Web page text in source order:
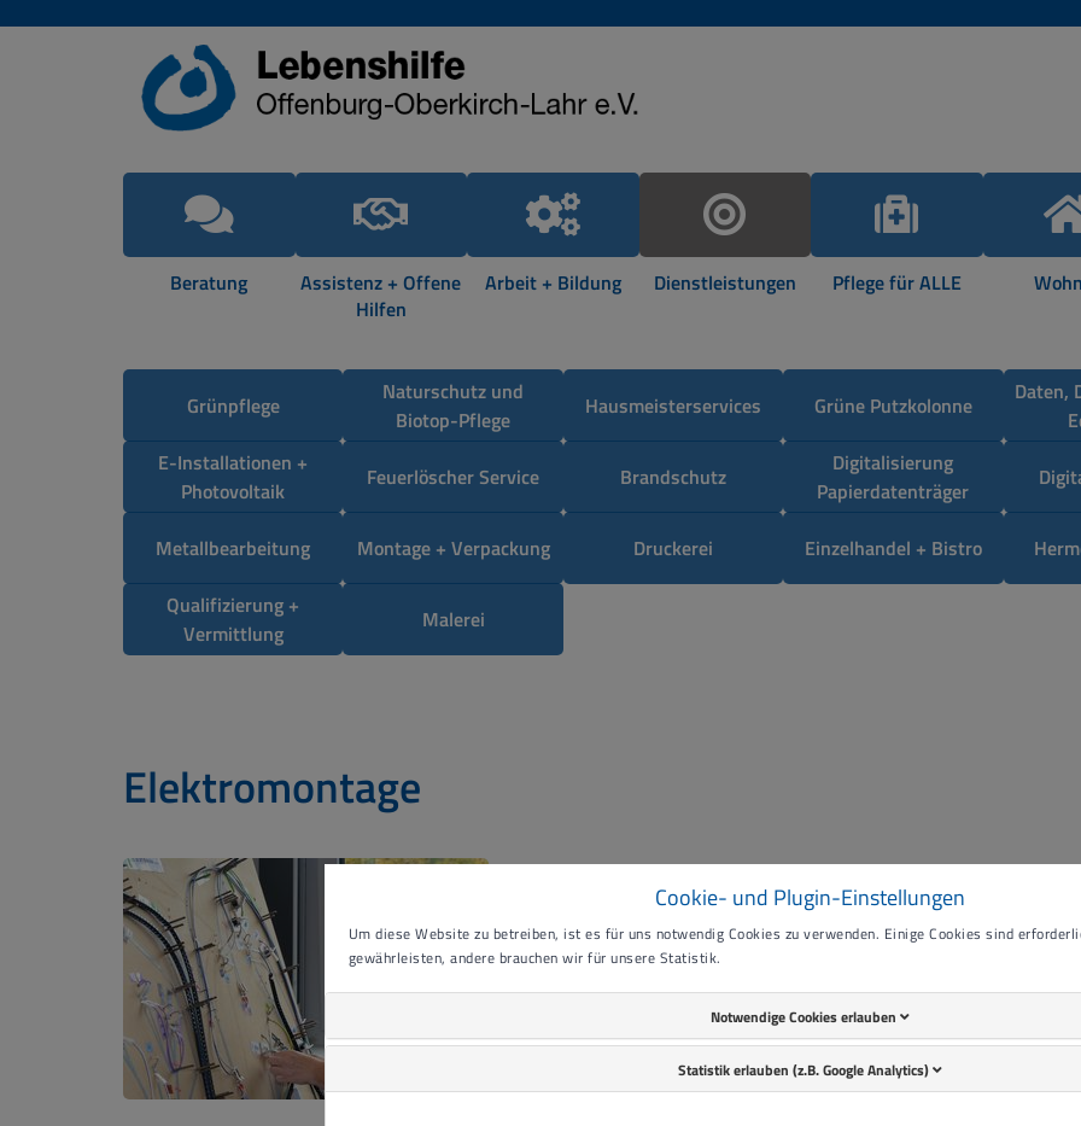
Beratung
Assistenz + Offene
Hilfen
Arbeit + Bildung Dienstleistungen Pflege für ALLE
Grünpflege
Naturschutz und
Biotop-Pflege
Hausmeisterservices Grüne Putzkolonne
Daten,
E-Installationen +
Photovoltaik
Feuerlöscher Service Brandschutz
Digitalisierung
Papierdatenträger
Metallbearbeitung Montage + Verpackung Druckerei Einzelhandel + Bistro
Qualifizierung +
Vermittlung
Malerei
Elektromontage
Unsere Dienstleistungen in der Elektromontage umfassen:
Kabelkonfektion
Kabelbaum-Fertigung
Verdrahten von Schaltanlagen und Steuerungen
Anschließen von Befehls- und Meldegeräten für die
Fertigung von Systemkomponenten
Sonderkonfektion von Einzeladern und Einzelleitungen
Cookie- und Plugin-Einstellungen
Um diese Website zu betreiben, ist es für uns notwendig Cookies zu verwenden. Einige Cookies sind
gewährleisten, andere brauchen wir für unsere Statistik.
Notwendige Cookies erlauben
Statistik erlauben (z.B. Google Analytics)